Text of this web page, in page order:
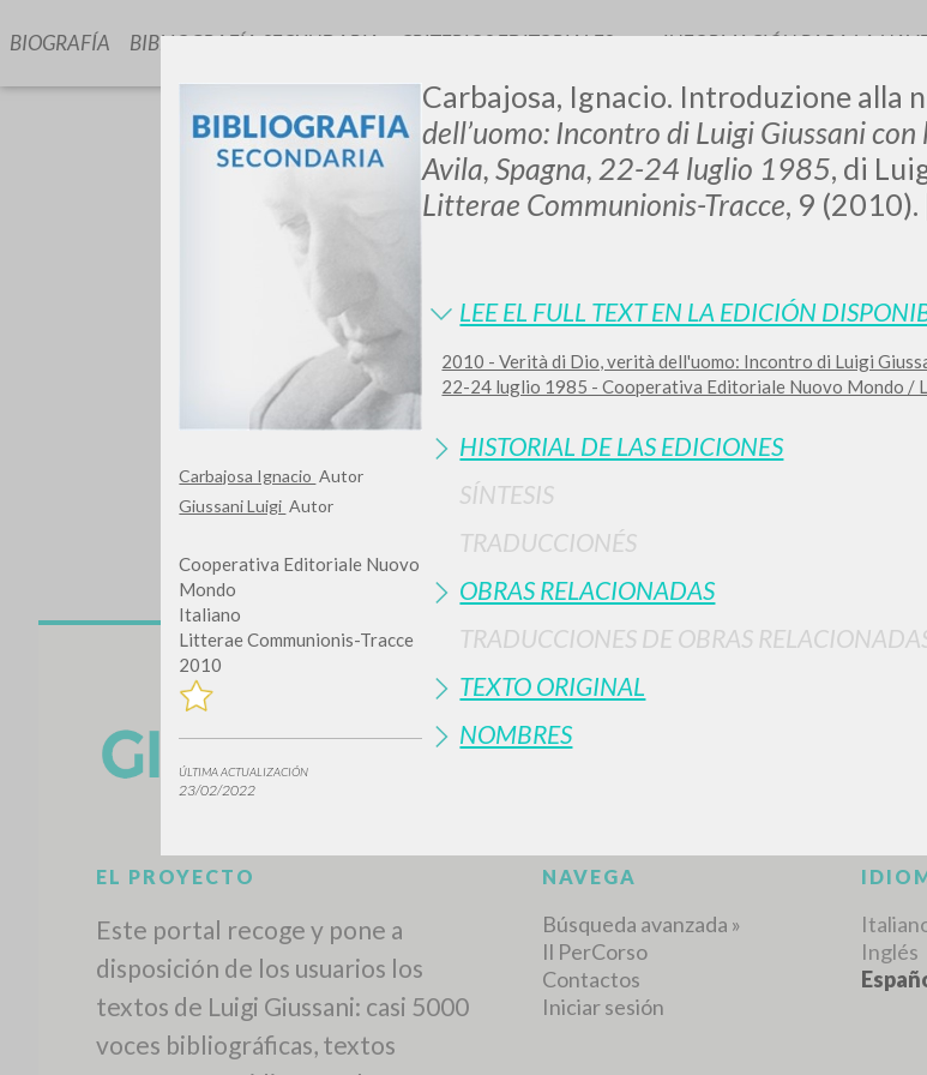
Carbajosa Ignacio Autor
Giussani Luigi Autor
Cooperativa Editoriale Nuovo
Mondo
Italiano
Litterae Communionis-Tracce
2010
ÚLTIMA ACTUALIZACIÓN
23/02/2022
Carbajosa, Ignacio. Introduzione alla
dell’uomo: Incontro di Luigi Giussani
Avila, Spagna, 22-24 luglio 1985, di
Litterae Communionis-Tracce, 9
LEE EL FULL TEXT EN LA EDICIÓN
2010 - Verità di Dio, verità dell'uomo: Incontro di Luigi
22-24 luglio 1985 - Cooperativa Editoriale Nuovo Mondo /
HISTORIAL DE LAS EDICIONES
SÍNTESIS
TRADUCCIONÉS
OBRAS RELACIONADAS
TRADUCCIONES DE OBRAS
TEXTO ORIGINAL
NOMBRES
LUIGI
GIUSSANI
scritti
BIOGRAFÍA BIBLIOGRAFÍA SECUNDARIA CRITERIOS EDITORIALES INFORMACIÓN PARA LA
TIPOLOGÍA IDIOMA AÑO